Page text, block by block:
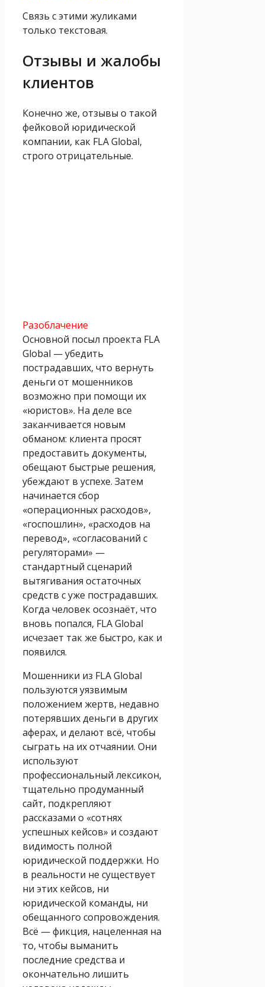
Связь с этими жуликами
только текстовая.
Отзывы и жалобы
клиентов
Конечно же, отзывы о такой
фейковой юридической
компании, как FLA Global,
строго отрицательные.
Разоблачение
Основной посыл проекта FLA
Global — убедить
пострадавших, что вернуть
деньги от мошенников
возможно при помощи их
«юристов». На деле все
заканчивается новым
обманом: клиента просят
предоставить документы,
обещают быстрые решения,
убеждают в успехе. Затем
начинается сбор
«операционных расходов»,
«госпошлин», «расходов на
перевод», «согласований с
регуляторами» —
стандартный сценарий
вытягивания остаточных
средств с уже пострадавших.
Когда человек осознаёт, что
вновь попался, FLA Global
исчезает так же быстро, как и
появился.
Мошенники из FLA Global
пользуются уязвимым
положением жертв, недавно
потерявших деньги в других
аферах, и делают всё, чтобы
сыграть на их отчаянии. Они
используют
профессиональный лексикон,
тщательно продуманный
сайт, подкрепляют
рассказами о «сотнях
успешных кейсов» и создают
видимость полной
юридической поддержки. Но
в реальности не существует
ни этих кейсов, ни
юридической команды, ни
обещанного сопровождения.
Всё — фикция, нацеленная на
то, чтобы выманить
последние средства и
окончательно лишить